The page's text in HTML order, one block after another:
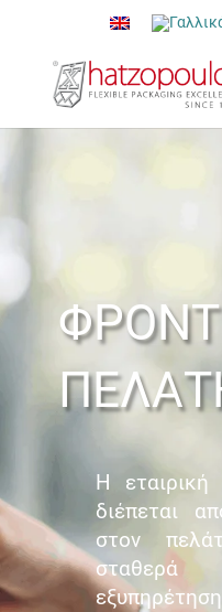
Η εταιρική
διέπεται
στον